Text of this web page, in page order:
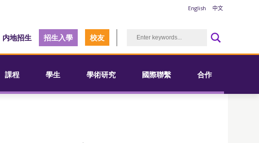
English 中文
内地招生 招生入學 校友
課程 學生 學術研究 國際聯繫 合作